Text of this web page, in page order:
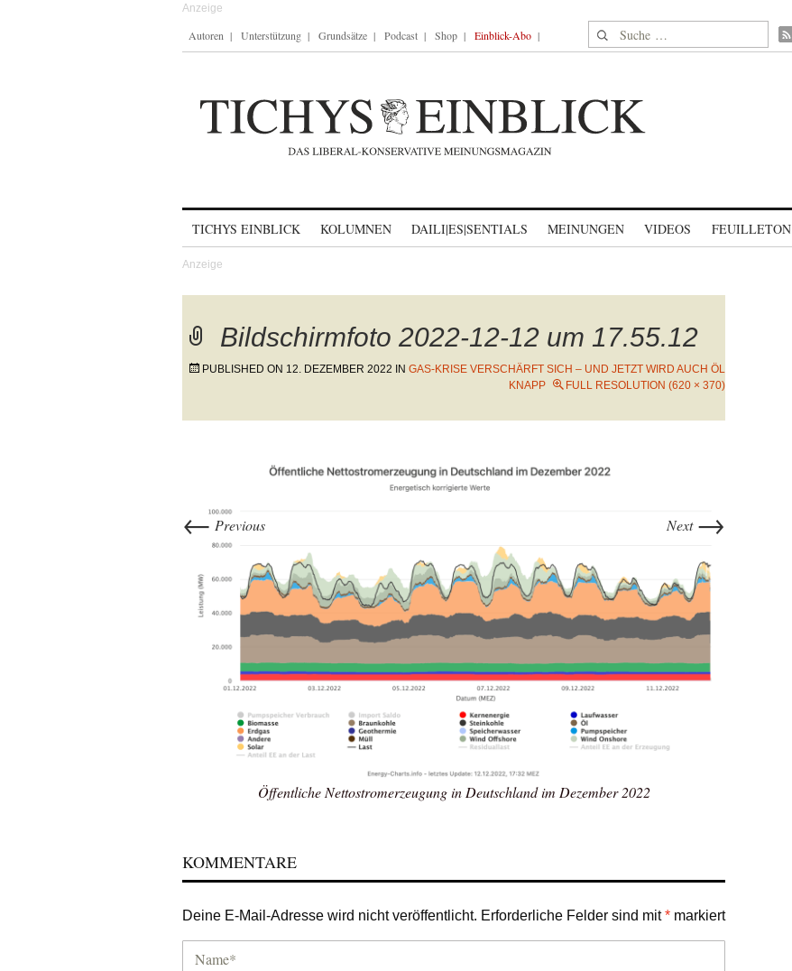
Autoren Unterstützung Grundsätze Podcast Shop Einblick-Abo Suche nach:
TICHYS EINBLICK KOLUMNEN DAILI|ES|SENTIALS MEINUNGEN VIDEOS FEUILLETON
Bildschirmfoto 2022-12-12 um 17.55.12
PUBLISHED ON 12. DEZEMBER 2022 IN GAS-KRISE VERSCHÄRFT SICH – UND JETZT WIRD AUCH ÖL
KNAPP
FULL RESOLUTION (620 × 370)
← Previous Next →
Öffentliche Nettostromerzeugung in Deutschland im Dezember 2022
KOMMENTARE
Deine E-Mail-Adresse wird nicht veröffentlicht. Erforderliche Felder sind mit* markiert